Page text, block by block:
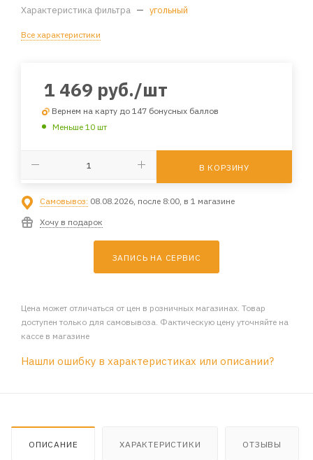
Характеристика фильтра — угольный
Все характеристики
1 469 руб./шт
Вернем на карту до 147 бонусных баллов
Меньше 10 шт
В КОРЗИНУ
Самовывоз: 08.08.2026, после 8:00, в 1 магазине
Хочу в подарок
ЗАПИСЬ НА СЕРВИС
Цена может отличаться от цен в розничных магазинах. Товар
доступен только для самовывоза. Фактическую цену уточняйте на
кассе в магазине
Нашли ошибку в характеристиках или описании?
ОПИСАНИЕ ХАРАКТЕРИСТИКИ ОТЗЫВЫ